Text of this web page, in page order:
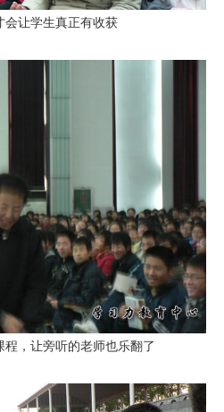
会让学生真正有收获
，让旁听的老师也乐翻了